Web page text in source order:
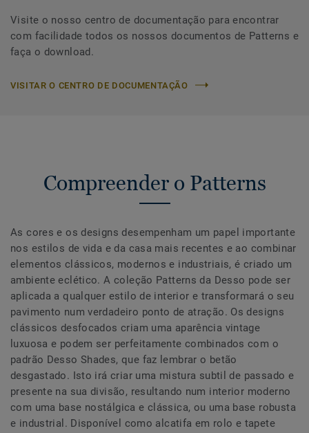
Visite o nosso centro de documentação para encontrar
com facilidade todos os nossos documentos de Patterns e
faça o download.
VISITAR O CENTRO DE DOCUMENTAÇÃO
Compreender o Patterns
As cores e os designs desempenham um papel importante
nos estilos de vida e da casa mais recentes e ao combinar
elementos clássicos, modernos e industriais, é criado um
ambiente eclético. A coleção Patterns da Desso pode ser
aplicada a qualquer estilo de interior e transformará o seu
pavimento num verdadeiro ponto de atração. Os designs
clássicos desfocados criam uma aparência vintage
luxuosa e podem ser perfeitamente combinados com o
padrão Desso Shades, que faz lembrar o betão
desgastado. Isto irá criar uma mistura subtil de passado e
presente na sua divisão, resultando num interior moderno
com uma base nostálgica e clássica, ou uma base robusta
e industrial. Disponível como alcatifa em rolo e tapete